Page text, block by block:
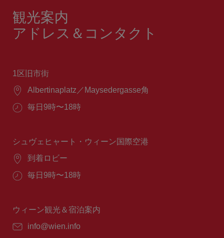
観光案内
アドレス＆コンタクト
1区旧市街
場
Albertinaplatz／Maysedergasse角
営
間：
毎日9時〜18時
シュヴェヒャート・ウィーン国際空港
場
到着ロビー
営
間：
毎日9時〜18時
ウィーン観光＆宿泊案内
E
info@wien.info